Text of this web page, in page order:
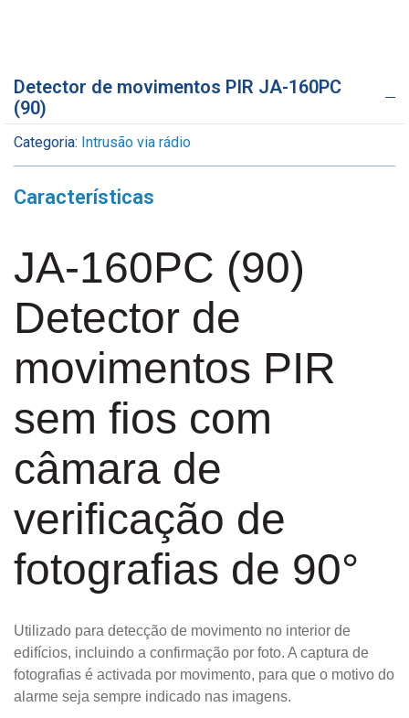
Detector de movimentos PIR JA-160PC
(90)
Categoria: Intrusão via rádio
Características
JA-160PC (90)
Detector de
movimentos PIR
sem fios com
câmara de
verificação de
fotografias de 90°
Utilizado para detecção de movimento no interior de
edifícios, incluindo a confirmação por foto. A captura de
fotografias é activada por movimento, para que o motivo do
alarme seja sempre indicado nas imagens.